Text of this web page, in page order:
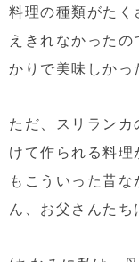
料理の種類がた
えきれなかった
かりで美味しかっ
ただ、スリラン
けて作られる料
もこういった昔
ん、お父さんたち